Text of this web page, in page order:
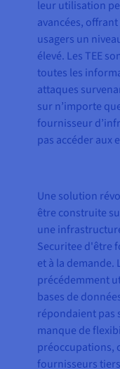
leur utilisation
avancées,
usagers un
élevé. Les TEE
toutes les
attaques
sur n’importe
fournisseur
pas accéder aux
Une solution
être construite
une
Securitee d'être
et à la demande.
précédemment
bases de
répondaient pas
manque de
préoccupations,
fournisseurs